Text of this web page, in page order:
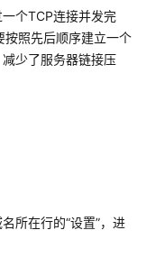
个TCP连接并发完
按照先后顺序建立一个
少了服务器链接压
所在行的“设置”，进